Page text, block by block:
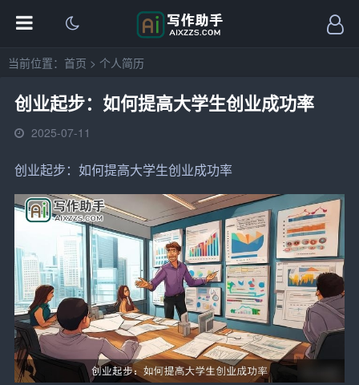
当前位置： 首页 > 个人简历
创业起步：如何提高大学生创业成功率
2025-07-11
创业起步：如何提高大学生创业成功率